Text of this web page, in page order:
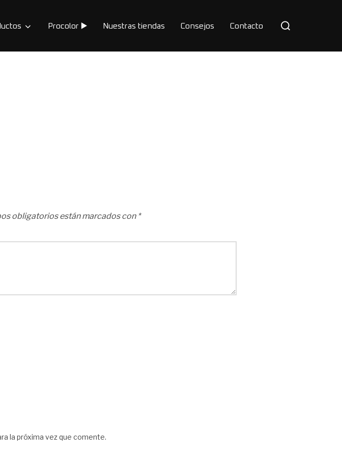
Procolor ▶️ Nuestras tiendas Consejos Contacto
obligatorios están marcados con *
la próxima vez que comente.